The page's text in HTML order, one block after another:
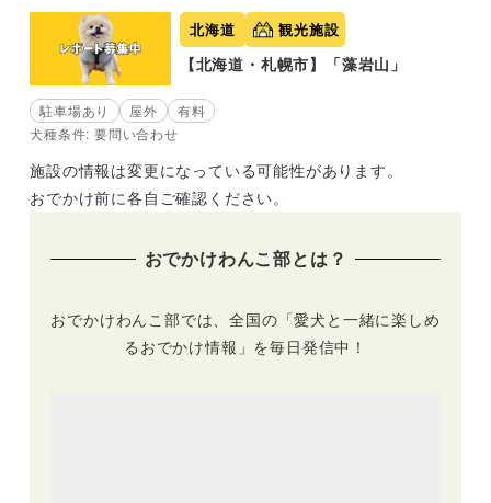
北海道 観光施設
【北海道・札幌市】「藻岩山」
駐車場あり 屋外
有料
犬種条件: 要問い合わせ
施設の情報は変更になっている可能性があります。
おでかけ前に各自ご確認ください。
おでかけわんこ部とは？
おでかけわんこ部では、全国の「愛犬と一緒に楽しめ
るおでかけ情報」を毎日発信中！